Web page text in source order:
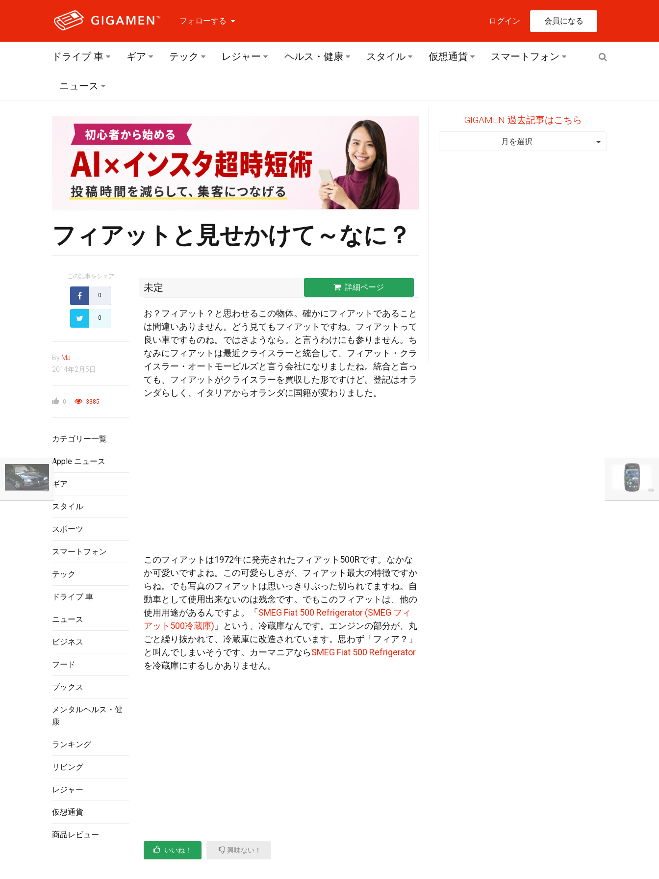
フォローする
フォローする Facebook
ログイン 会員になる
ドライブ 車 ギア テック レジャー ヘルス・健康 スタイル 仮想通貨 スマートフォン
ニュース
フィアットと見せかけて～なに？
この記事をシェア
0
0
By MJ
2014年2月5日
0 3385
カテゴリー一覧
Apple ニュース
ギア
スタイル
スポーツ
スマートフォン
テック
ドライブ 車
ニュース
ビジネス
フード
ブックス
メンタルヘルス・健
康
ランキング
リビング
レジャー
仮想通貨
商品レビュー
未定 詳細ページ
お？フィアット？と思わせるこの物体。確かにフィアットであること
は間違いありません。どう見てもフィアットですね。フィアットって
良い車ですものね。ではさようなら。と言うわけにも参りません。ち
なみにフィアットは最近クライスラーと統合して、フィアット・クラ
イスラー・オートモービルズと言う会社になりましたね。統合と言っ
ても、フィアットがクライスラーを買収した形ですけど。登記はオラ
ンダらしく、イタリアからオランダに国籍が変わりました。
このフィアットは1972年に発売されたフィアット500Rです。なかな
か可愛いですよね。この可愛らしさが、フィアット最大の特徴ですか
らね。でも写真のフィアットは思いっきりぶった切られてますね。自
動車として使用出来ないのは残念です。でもこのフィアットは、他の
使用用途があるんですよ。「SMEG Fiat 500 Refrigerator (SMEG フィ
アット500冷蔵庫) 」という、冷蔵庫なんです。エンジンの部分が、丸
ごと繰り抜かれて、冷蔵庫に改造されています。思わず「フィア？」
と叫んでしまいそうです。カーマニアならSMEG Fiat 500 Refrigerator
を冷蔵庫にするしかありません。
いいね！ 興味ない！
GIGAMEN 過去記事はこちら
GIGAMEN 過去記事はこちら
月を選択